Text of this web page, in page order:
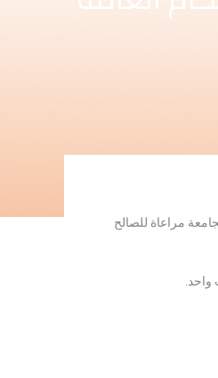
مراعاة للصالح